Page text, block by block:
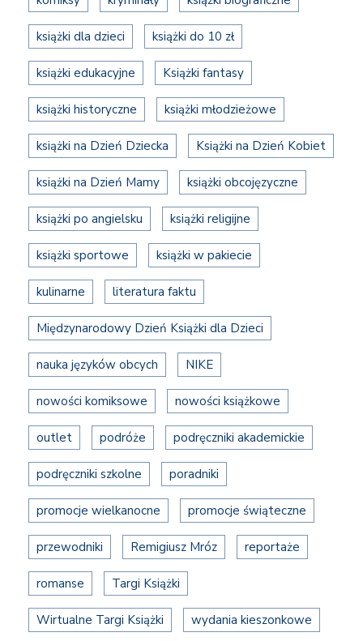
książki dla dzieci książki do 10 zł
książki edukacyjne Książki fantasy
książki historyczne książki młodzieżowe
książki na Dzień Dziecka Książki na Dzień Kobiet
książki na Dzień Mamy książki obcojęzyczne
książki po angielsku książki religijne
książki sportowe książki w pakiecie
kulinarne literatura faktu
Międzynarodowy Dzień Książki dla Dzieci
nauka języków obcych NIKE
nowości komiksowe nowości książkowe
outlet podróże podręczniki akademickie
podręczniki szkolne poradniki
promocje wielkanocne promocje świąteczne
przewodniki Remigiusz Mróz reportaże
romanse Targi Książki
Wirtualne Targi Książki wydania kieszonkowe